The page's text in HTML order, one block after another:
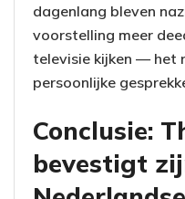
dagenlang bleven
voorstelling meer
televisie kijken — het
persoonlijke
Conclusie:
bevestigt